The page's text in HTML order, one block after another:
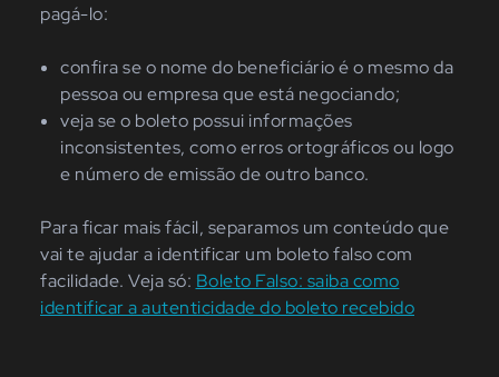
pagá-lo:
confira se o nome do beneficiário é o mesmo da
pessoa ou empresa que está negociando;
veja se o boleto possui informações
inconsistentes, como erros ortográficos ou logo
e número de emissão de outro banco.
Para ficar mais fácil, separamos um conteúdo que
vai te ajudar a identificar um boleto falso com
facilidade. Veja só: Boleto Falso: saiba como
identificar a autenticidade do boleto recebido